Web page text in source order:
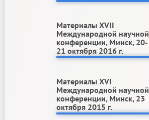
Материалы ХVII
Международной научной
конференции, Минск, 20-
21 октября 2016 г.
Материалы ХVI
Международной научной
конференции, Минск, 23
октября 2015 г.